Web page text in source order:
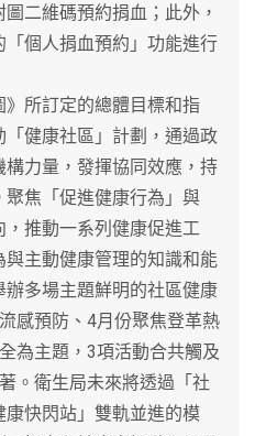
二維碼預約捐血；此外，
個人捐血預約」功能進行
所訂定的總體目標和指
健康社區」計劃，通過政
力量，發揮協同效應，持
焦「促進健康行為」與
，推動一系列健康促進工
主動健康管理的知識和能
多場主題鮮明的社區健康
感預防、4月份聚焦登革熱
為主題，3項活動合共觸及
。衛生局未來將透過「社
快閃站」雙軌並進的模